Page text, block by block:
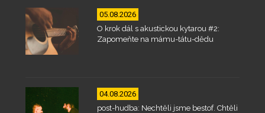
05.08.2026
O krok dál s akustickou kytarou #2:
Zapomeňte na mámu-tátu-dědu
04.08.2026
post-hudba: Nechtěli jsme bestof. Chtěli